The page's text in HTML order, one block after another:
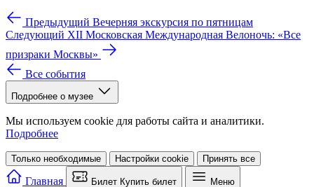
Предыдущий Вечерняя экскурсия по пятницам
Следующий XII Московская Международная Велоночь: «Все
призраки Москвы»
Все события
Подробнее о музее
Мы используем cookie для работы сайта и аналитики.
Подробнее
Только необходимые Настройки cookie Принять все
Главная Билет Купить билет Меню